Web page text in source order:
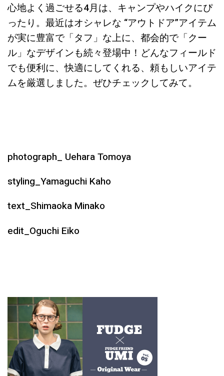
心地よく過ごせる4月は、キャンプやハイクにぴ
ったり。最近はオシャレな “アウトドア”アイテム
が実に豊富で「タフ」な上に、都会的で「クー
ル」なデザインも続々登場中！どんなフィールド
でも便利に、快適にしてくれる、頼もしいアイテ
ムを厳選しました。ぜひチェックしてみて。
photograph_ Uehara Tomoya
styling_Yamaguchi Kaho
text_Shimaoka Minako
edit_Oguchi Eiko